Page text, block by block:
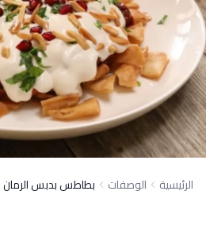
الرئيسية الوصفات بطاطس بدبس الرمان